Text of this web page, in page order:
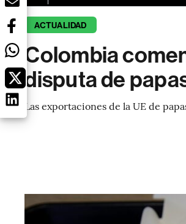
ACTUALIDAD
Colombia
disputa de
Las exportaciones de la UE de